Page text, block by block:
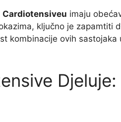
Cardiotensiveu imaju
ključno je zapamtiti
kombinacije ovih sastojaka